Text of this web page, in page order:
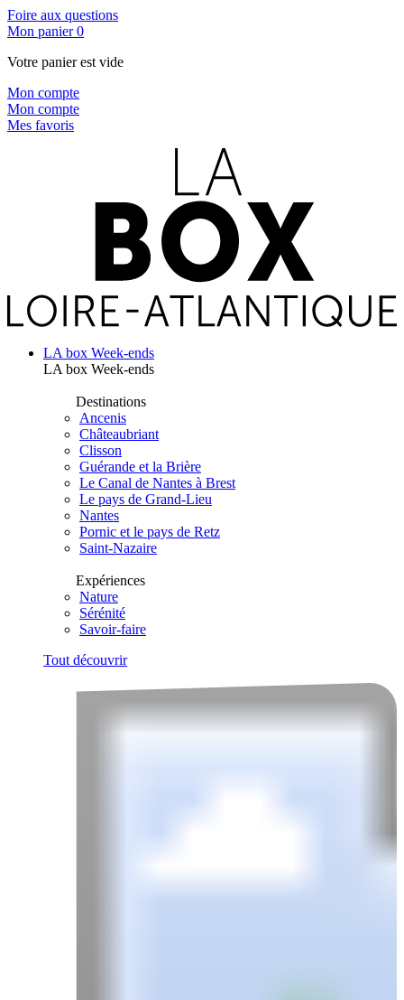
Foire aux questions
Mon panier 0
Votre panier est vide
Mon compte
Mon compte
Mes favoris
LA box Week-ends
LA box Week-ends
Destinations
Ancenis
Châteaubriant
Clisson
Guérande et la Brière
Le Canal de Nantes à Brest
Le pays de Grand-Lieu
Nantes
Pornic et le pays de Retz
Saint-Nazaire
Expériences
Nature
Sérénité
Savoir-faire
Tout découvrir